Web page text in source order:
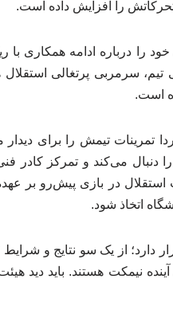
را افزایش داده است.
درباره ادامه همکاری با
تیم، سرمربی پرتغالی
است.
تمرینات تیمش را برای دیدار
را دنبال می‌کند و تمرکز
در بازی پیش‌رو بر عهده
اتخاذ شود.
از یک سو نتایج و شرایط
نیمکت هستند. باید دید